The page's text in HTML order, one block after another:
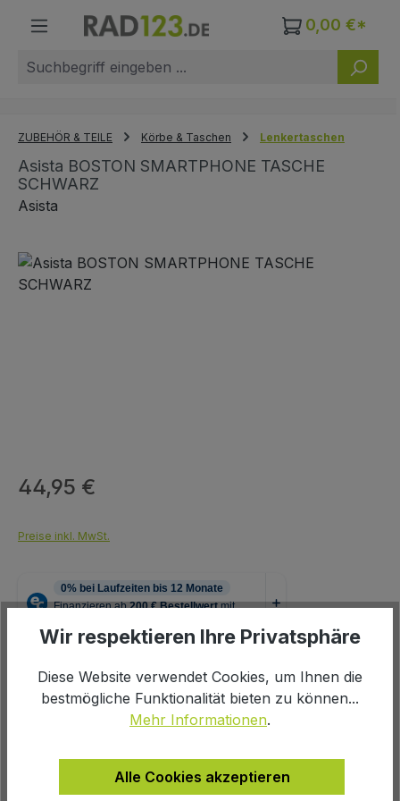
Zum Hauptinhalt springen 0,00 €*
ZUBEHÖR & TEILE Körbe & Taschen Lenkertaschen
Asista BOSTON SMARTPHONE TASCHE
SCHWARZ
Asista
Bildergalerie überspringen
Regulärer Preis:
44,95 €
Preise inkl. MwSt.
Produkt Anzahl: Gib denIn den Warenkorb
Wir respektieren Ihre Privatsphäre
Diese Website verwendet Cookies, um Ihnen die
bestmögliche Funktionalität bieten zu können...
Mehr Informationen.
Alle Cookies akzeptieren